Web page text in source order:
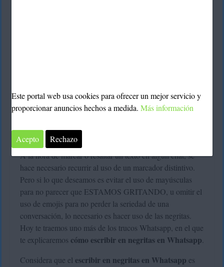
A la hora de marcar o resaltar un texto en algún chat, se
hace necesario recurrir al uso de un marcador distintivo.
Pero si lo que deseamos es evitar el uso de mayúsculas
para no parecer que ESTAMOS GRITANDO, u omitir el
uso de emojis para no perder la seriedad de una
conversación, lo necesario es hacer uso de las negritas.
Hoy te traemos uno más de los trucos Whatsapp, en el que
te explicaremos cómo escribir en negritas en Whatsapp.
Considera que el escribir en negritas en Whatsapp es
Este portal web usa cookies para ofrecer un mejor servicio y
proporcionar anuncios hechos a medida. Más información
Acepto Rechazo